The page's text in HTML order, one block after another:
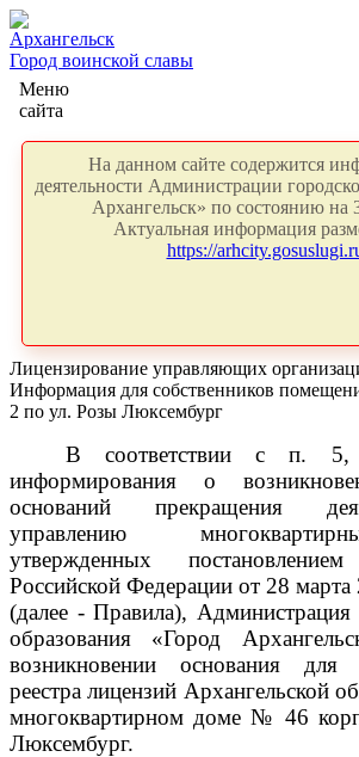
Архангельск
Город воинской славы
Меню
сайта
На данном сайте содержится
деятельности Администрации
Архангельск» по состоянию на
Актуальная информация
https://
Лицензирование управляющих
Информация для собственников
2 по ул. Розы Люксембург
В соответствии с п.
информирования о
оснований прекращения
управлению
утвержденных постановлением
Российской Федерации от 28
(далее - Правила), Администрация
образования «Город
возникновении основания для
реестра лицензий Архангельской
многоквартирном доме№ 46
Люксембург.